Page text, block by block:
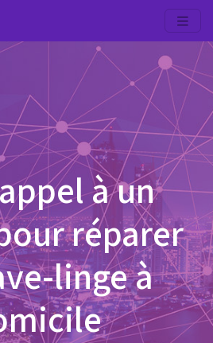
à un
réparer
linge à